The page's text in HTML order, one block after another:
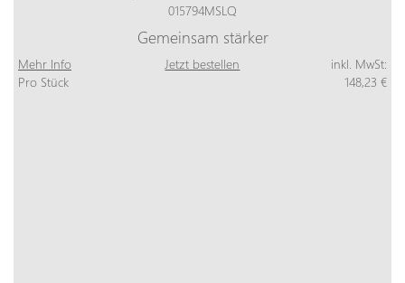
Gemeinsam stärker
Mehr Info Jetzt bestellen
inkl. MwSt:
Pro Stück
148,23 €